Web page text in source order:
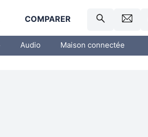
COMPARER
Audio Maison connectée